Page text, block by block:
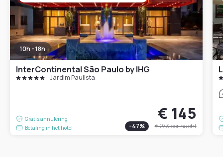
10h - 18h
InterContinental São Paulo by IHG
Jardim Paulista
Gratis annulering
Betaling in het hotel
€ 145
-47% € 273per nacht